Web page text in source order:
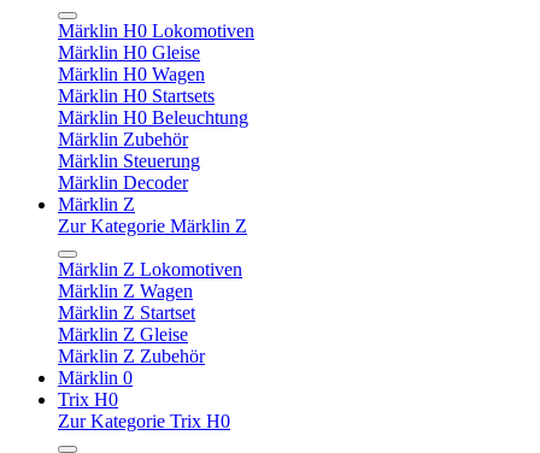
Märklin H0 Lokomotiven
Märklin H0 Gleise
Märklin H0 Wagen
Märklin H0 Startsets
Märklin H0 Beleuchtung
Märklin Zubehör
Märklin Steuerung
Märklin Decoder
Märklin Z
Zur Kategorie Märklin Z
Märklin Z Lokomotiven
Märklin Z Wagen
Märklin Z Startset
Märklin Z Gleise
Märklin Z Zubehör
Märklin 0
Trix H0
Zur Kategorie Trix H0